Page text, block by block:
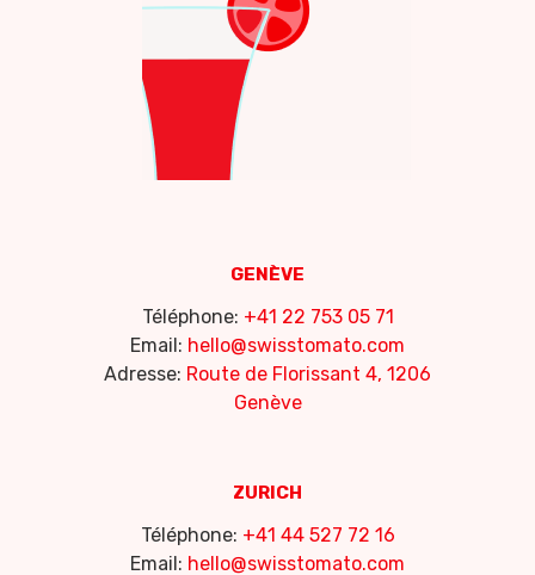
GENÈVE
Téléphone: +41 22 753 05 71
Email: hello@swisstomato.com
Adresse: Route de Florissant 4, 1206
Genève
ZURICH
Téléphone: +41 44 527 72 16
Email: hello@swisstomato.com